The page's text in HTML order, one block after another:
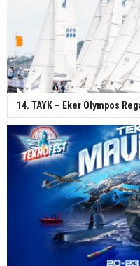
14. TAYK – Eker Olympos